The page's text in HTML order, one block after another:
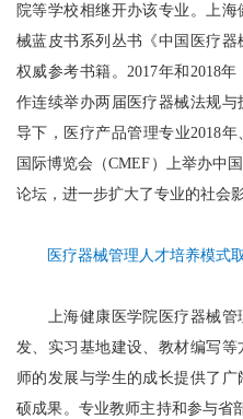
院等学校相继开办该专业。上
械蓝皮书系列丛书《中国医疗
权威参考书籍。2017年和2018
作连续举办两届医疗器械法规
导下，医疗产品管理专业2018
国际博览会（CMEF）上举办中
论坛，进一步扩大了专业的社会影
医疗器械管理人才培养模式
上海健康医学院医疗器械管
发、实习基地建设、教材编写
师的发展与学生的成长提供了
硕成果。专业教师主持和参与省